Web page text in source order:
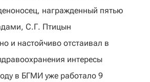
награжденный пятью
С.Г. Птицын
и настойчиво отстаивал в
интересы
в БГМИ уже работало 9